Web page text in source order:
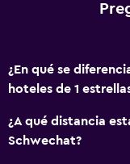
Máquina
General
Casilleros
Piso de parquet o
Espacio de
¿En qué se
hoteles de 1
¿A qué distancia
Schwechat?